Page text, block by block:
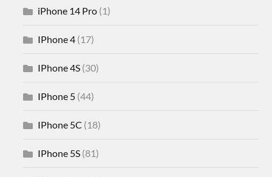
iPhone 14 Pro (1)
IPhone 4 (17)
IPhone 4S (30)
IPhone 5 (44)
IPhone 5C (18)
IPhone 5S (81)